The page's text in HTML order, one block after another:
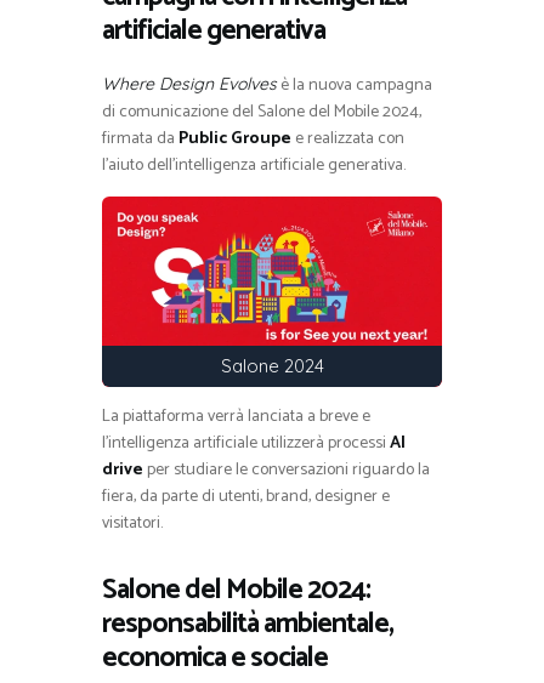
artificiale generativa
Where Design Evolvesè la nuova campagna
di comunicazione del Salone del Mobile 2024,
firmata da Public Groupe e realizzata con
l’aiuto dell’intelligenza artificiale generativa.
Salone 2024
La piattaforma verrà lanciata a breve e
l’intelligenza artificiale utilizzerà processiAI
drive per studiare le conversazioni riguardo la
fiera, da parte di utenti, brand, designer e
visitatori.
Salone del Mobile 2024:
responsabilità ambientale,
economica e sociale